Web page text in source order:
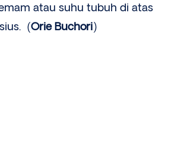
atau suhu tubuh di atas
(Orie Buchori)